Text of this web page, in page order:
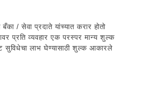
/ सेवा प्रदाते यांच्यात करार होतो
प्रति व्यवहार एक परस्पर मान्य शुल्क
सुविधेचा लाभ घेण्यासाठी शुल्क आकारले